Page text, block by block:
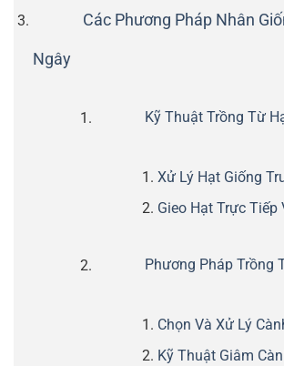
Các Phương Pháp Nhân
Ngây
Kỹ Thuật Trồng Từ
Xử Lý Hạt Giống
Gieo Hạt Trực Tiếp
Phương Pháp Trồng
Chọn Và Xử Lý
Kỹ Thuật Giâm